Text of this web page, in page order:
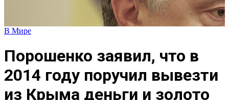
В Мире
Порошенко заявил, что в
2014 году поручил вывезти
из Крыма деньги и золото